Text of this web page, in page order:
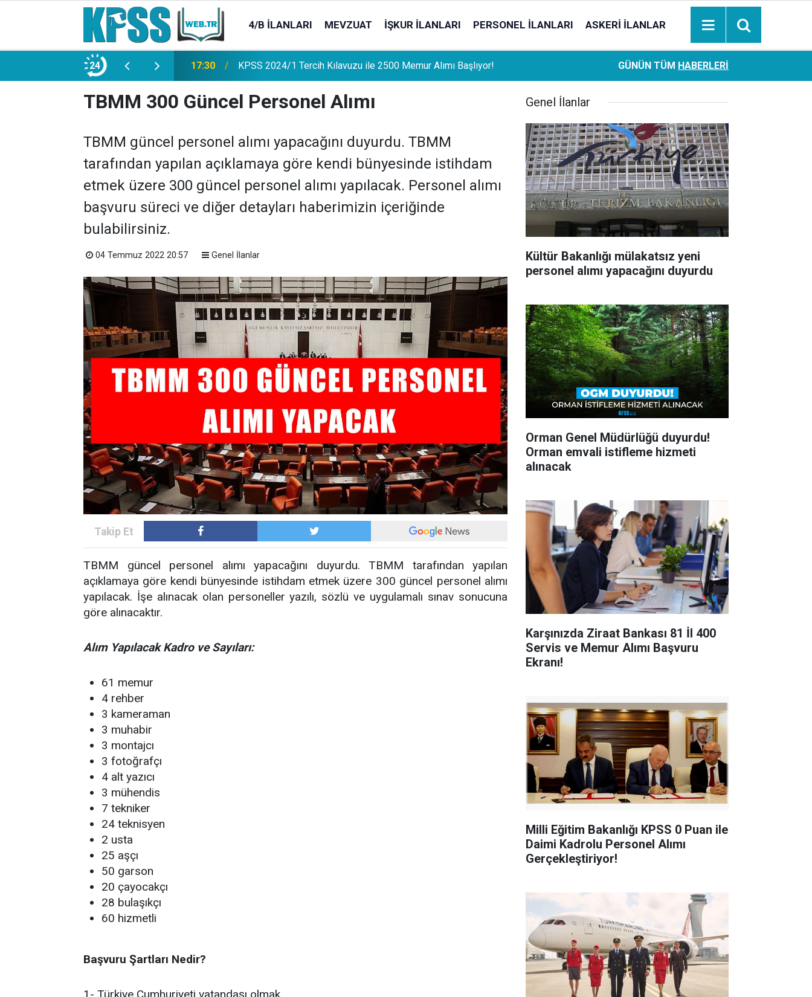
4/B İLANLARI MEVZUAT İŞKUR İLANLARI PERSONEL İLANLARI ASKERI İLANLAR
24
Memur Alımı Başlıyor! 21:20 TL Mevduat Sahipleri İçin Önemli Gelişme: Stopaj Oranları Artıyor!
Ziraat Bankası başvuran emeklilere hemen ödeme
hesaplara geçiyor
GÜNÜN TÜM HABERLERI
TBMM 300 Güncel Personel Alımı
TBMM güncel personel alımı yapacağını duyurdu. TBMM
tarafından yapılan açıklamaya göre kendi bünyesinde istihdam
etmek üzere 300 güncel personel alımı yapılacak. Personel alımı
başvuru süreci ve diğer detayları haberimizin içeriğinde
bulabilirsiniz.
04 Temmuz 2022 20:57 Genel İlanlar
TBMM güncel personel alımı yapacağını duyurdu. TBMM tarafından yapılan
açıklamaya göre kendi bünyesinde istihdam etmek üzere 300 güncel personel alımı
yapılacak. İşe alınacak olan personeller yazılı, sözlü ve uygulamalı sınav sonucuna
göre alınacaktır.
Alım Yapılacak Kadro ve Sayıları:
61 memur
4 rehber
3 kameraman
3 muhabir
3 montajcı
3 fotoğrafçı
4 alt yazıcı
3 mühendis
7 tekniker
24 teknisyen
2 usta
25 aşçı
50 garson
20 çayocakçı
28 bulaşıkçı
60 hizmetli
Başvuru Şartları Nedir?
Genel İlanlar
Kültür Bakanlığı mülakatsız yeni
personel alımı yapacağını duyurdu
Orman Genel Müdürlüğü duyurdu!
Orman emvali istifleme hizmeti
alınacak
Karşınızda Ziraat Bankası 81 İl 400
Servis ve Memur Alımı Başvuru
Ekranı!
Milli Eğitim Bakanlığı KPSS 0 Puan ile
Daimi Kadrolu Personel Alımı
Gerçekleştiriyor!